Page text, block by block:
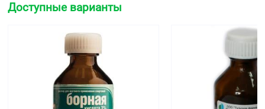
Доступные варианты